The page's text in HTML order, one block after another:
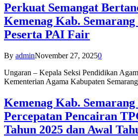
Perkuat Semangat
Kemenag Kab.
Peserta PAI Fair
By adminNovember 27, 20250
Ungaran – Kepala Seksi Pendidikan
Kementerian Agama Kabupaten
Kemenag Kab.
Percepatan Pencairan
Tahun 2025 dan Awal